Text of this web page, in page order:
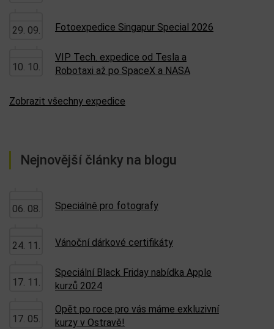
29. 09. Fotoexpedice Singapur Special 2026
10. 10.
VIP Tech. expedice od Tesla a
Robotaxi až po SpaceX a NASA
Zobrazit všechny expedice
Nejnovější články na blogu
06. 08. Speciálně pro fotografy
24. 11. Vánoční dárkové certifikáty
17. 11.
Speciální Black Friday nabídka Apple
kurzů 2024
17. 05.
Opět po roce pro vás máme exkluzivní
kurzy v Ostravě!